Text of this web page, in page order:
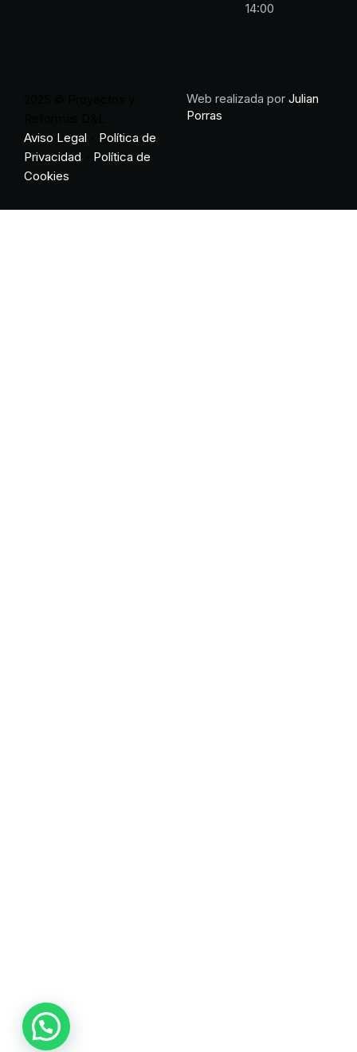
14:00
Aviso Legal
Política de
Privacidad
Política de
Cookies
Web realizada por Julian
Porras